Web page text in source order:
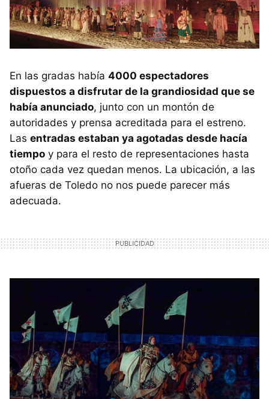
En las gradas había 4000 espectadores
dispuestos a disfrutar de la grandiosidad que se
había anunciado, junto con un montón de
autoridades y prensa acreditada para el estreno.
Las entradas estaban ya agotadas desde hacía
tiempo y para el resto de representaciones hasta
otoño cada vez quedan menos. La ubicación, a las
afueras de Toledo no nos puede parecer más
adecuada.